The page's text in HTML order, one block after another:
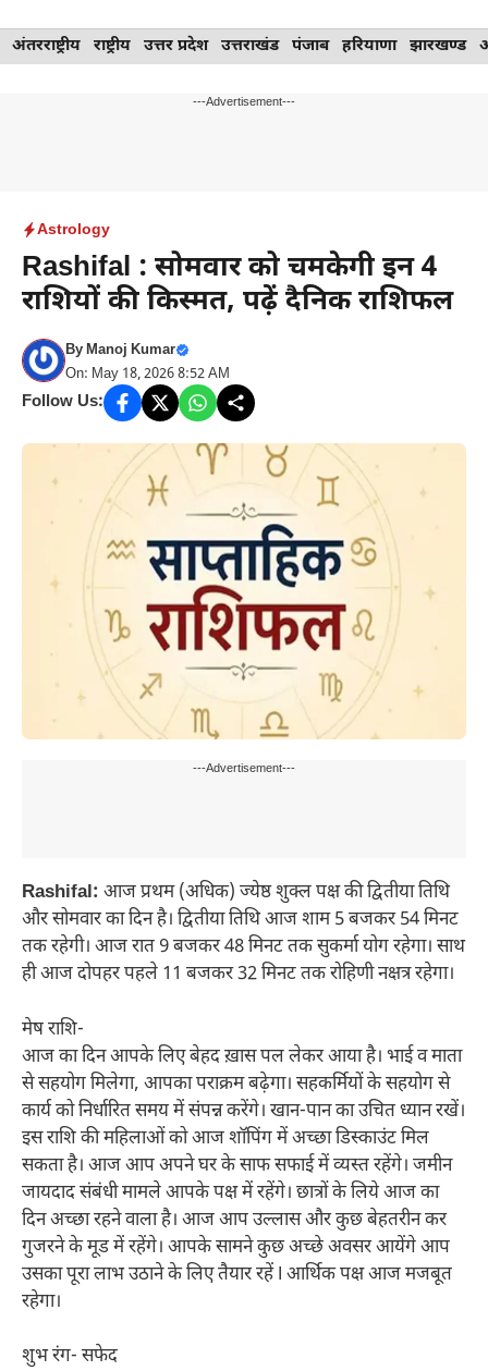
Skip
to
अंतरराष्ट्रीय राष्ट्रीय उत्तर प्रदेश उत्तराखंड पंजाब हरियाणा झारखण्ड
---Advertisement---
Astrology
Rashifal : सोमवार को चमकेगी इन 4
राशियों की किस्मत, पढ़ें दैनिक राशिफल
ByManoj Kumar
On: May 18, 2026 8:52 AM
Follow Us:
---Advertisement---
Rashifal: आज प्रथम (अधिक) ज्येष्ठ शुक्ल पक्ष की द्वितीया तिथि
और सोमवार का दिन है। द्वितीया तिथि आज शाम 5 बजकर 54 मिनट
तक रहेगी। आज रात 9 बजकर 48 मिनट तक सुकर्मा योग रहेगा। साथ
ही आज दोपहर पहले 11 बजकर 32 मिनट तक रोहिणी नक्षत्र रहेगा।
मेष राशि-
आज का दिन आपके लिए बेहद ख़ास पल लेकर आया है। भाई व माता
से सहयोग मिलेगा, आपका पराक्रम बढ़ेगा। सहकर्मियों के सहयोग से
कार्य को निर्धारित समय में संपन्न करेंगे। खान-पान का उचित ध्यान रखें।
इस राशि की महिलाओं को आज शॉपिंग में अच्छा डिस्काउंट मिल
सकता है। आज आप अपने घर के साफ सफाई में व्यस्त रहेंगे। जमीन
जायदाद संबंधी मामले आपके पक्ष में रहेंगे। छात्रों के लिये आज का
दिन अच्छा रहने वाला है। आज आप उल्लास और कुछ बेहतरीन कर
गुजरने के मूड में रहेंगे। आपके सामने कुछ अच्छे अवसर आयेंगे आप
उसका पूरा लाभ उठाने के लिए तैयार रहें ǀ आर्थिक पक्ष आज मजबूत
रहेगा।
शुभ रंग- सफेद